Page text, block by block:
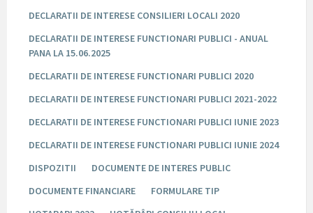
DECLARATII DE INTERESE CONSILIERI LOCALI 2020
DECLARATII DE INTERESE FUNCTIONARI PUBLICI - ANUAL
PANA LA 15.06.2025
DECLARATII DE INTERESE FUNCTIONARI PUBLICI 2020
DECLARATII DE INTERESE FUNCTIONARI PUBLICI 2021-2022
DECLARATII DE INTERESE FUNCTIONARI PUBLICI IUNIE 2023
DECLARATII DE INTERESE FUNCTIONARI PUBLICI IUNIE 2024
DISPOZITII
DOCUMENTE DE INTERES PUBLIC
DOCUMENTE FINANCIARE
FORMULARE TIP